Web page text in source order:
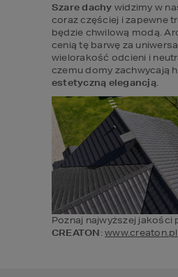
Szare dachy widzimy w
coraz częściej i zapewne
będzie chwilową modą.
cenią tę barwę za
wielorakość odcieni i
estetyczną elegancją.
CREATON: www.creaton.pl